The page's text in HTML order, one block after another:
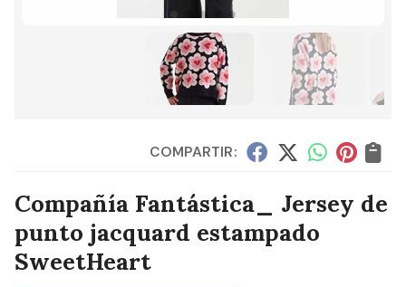
COMPARTIR:
Compañía Fantástica_ Jersey de
punto jacquard estampado
SweetHeart